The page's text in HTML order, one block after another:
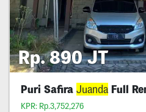
Rp. 890 JT
Puri Safira JuandaFull
KPR: Rp.3,752,276